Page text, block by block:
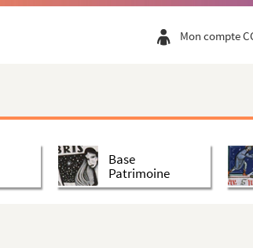
Mon compte
Base
Patrimoine